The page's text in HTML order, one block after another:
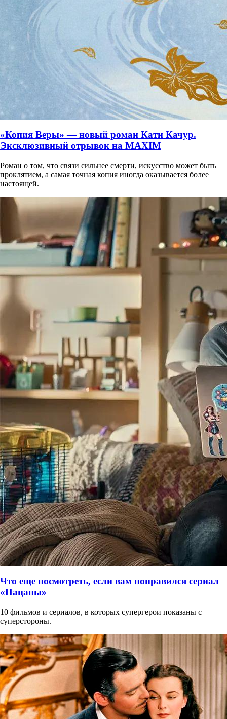
«Копия Веры» — новый роман Кати Качур.
Эксклюзивный отрывок на MAXIM
Роман о том, что связи сильнее смерти, искусство может быть
проклятием, а самая точная копия иногда оказывается более
настоящей.
Что еще посмотреть, если вам понравился сериал
«Пацаны»
10 фильмов и сериалов, в которых супергерои показаны с
суперстороны.